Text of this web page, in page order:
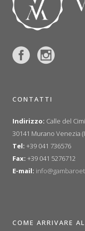
CONTATTI
Indirizzo: Calle del
30141 Murano Venezia
Tel: +39 041 736576
Fax: +39 041 5276712
E-mail:
COME ARRIVARE